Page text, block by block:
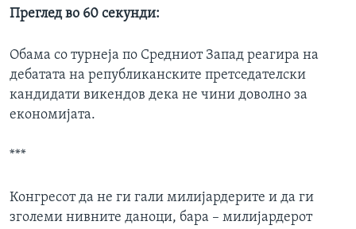
Преглед во 60 секунди:
Обама со турнеја по Средниот Запад реагира на
дебатата на републиканските претседателски
кандидати викендов дека не чини доволно за
економијата.
***
Конгресот да не ги гали милијардерите и да ги
зголеми нивните даноци, бара – милијардерот